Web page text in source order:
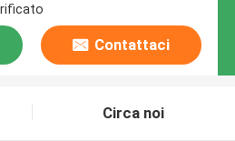
Contattaci
Circa noi